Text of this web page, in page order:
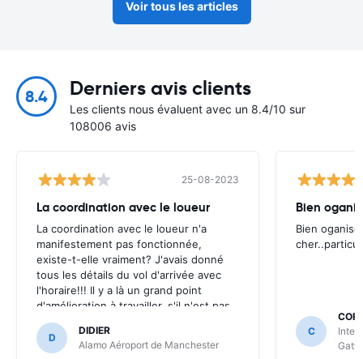
Voir tous les articles
8.4 Derniers avis clients
Les clients nous évaluent avec un 8.4/10 sur
108006 avis
25-08-2023
La coordination avec le loueur
La coordination avec le loueur n'a
manifestement pas fonctionnée,
existe-t-elle vraiment? J'avais donné
tous les détails du vol d'arrivée avec
l'horaire!!! Il y a là un grand point
d'amélioration à travailler, s'il n'est pas
possible (sur un aéroport international
tout de même!) de récupérer un
véhicule après 22h00, il faut l'annoncer
D
DIDIER
Alamo Aéroport de Manchester
Bien
Bien
C